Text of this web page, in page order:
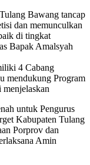
Bawang tancap
dan memunculkan
di tingkat
Bapak Amalsyah
4 Cabang
mendukung Program
untuk Pengurus
Kabupaten Tulang
Porprov dan
Amin